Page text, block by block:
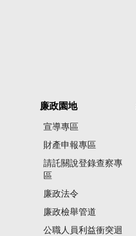
廉政園地
宣導專區
財產申報專區
請託關說登錄查察專
區
廉政法令
廉政檢舉管道
公職人員利益衝突迴